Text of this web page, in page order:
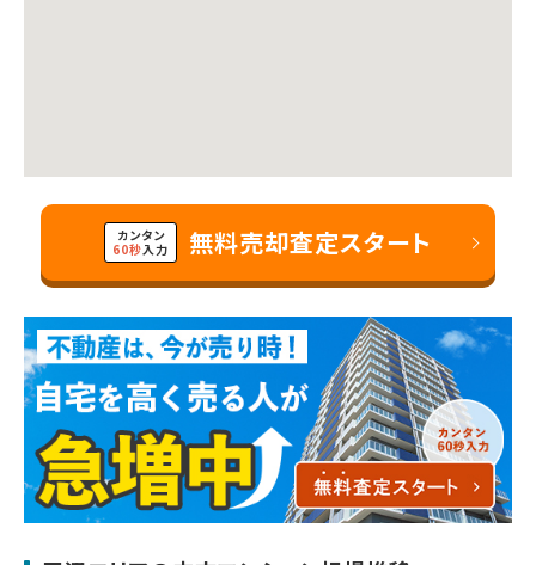
カンタン
60秒入力 無料売却査定スタート